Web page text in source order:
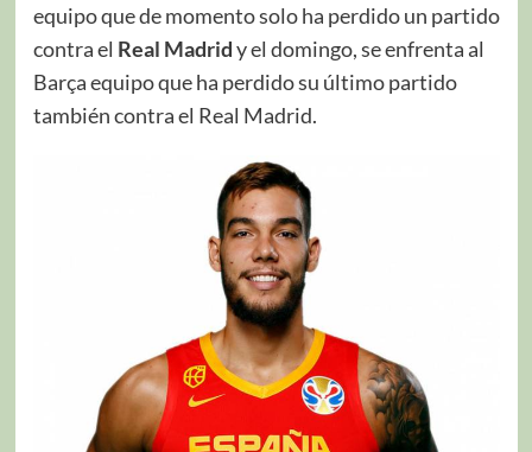
equipo que de momento solo ha perdido un partido
contra el Real Madridy el domingo, se enfrenta al
Barça equipo que ha perdido su último partido
también contra el Real Madrid.